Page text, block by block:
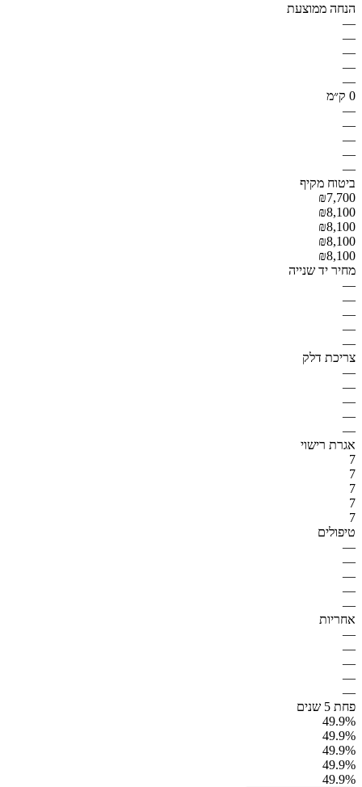
הנחה ממוצעת
—
—
—
—
—
0 ק״מ
—
—
—
—
—
ביטוח מקיף
₪7,700
₪8,100
₪8,100
₪8,100
₪8,100
מחיר יד שנייה
—
—
—
—
—
צריכת דלק
—
—
—
—
—
אגרת רישוי
7
7
7
7
7
טיפולים
—
—
—
—
—
אחריות
—
—
—
—
—
פחת 5 שנים
49.9%
49.9%
49.9%
49.9%
49.9%